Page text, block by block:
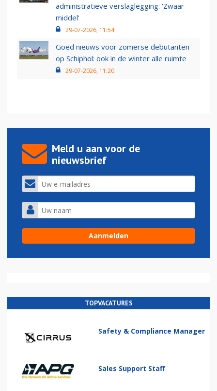
administratieve verslaglegging: ‘Zwaar
middel’
29-07-2026, 11:54
Goed nieuws voor zomerse debutanten
op Schiphol: ook in de winter alle ruimte
29-07-2026, 11:20
Meld u aan voor de
nieuwsbrief
TOPVACATURES
Safety & Compliance Manager
Sales Support Staff